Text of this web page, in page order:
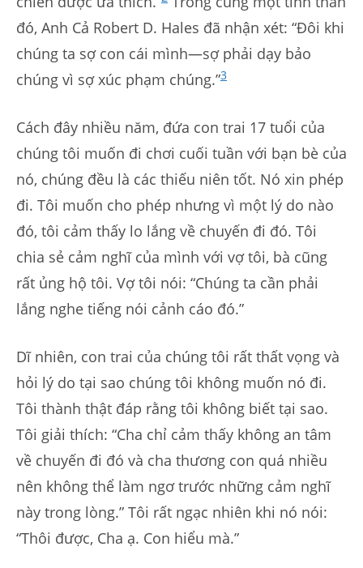
đó, Anh Cả Robert D. Hales đã nhận xét: “Đôi khi
chúng ta sợ con cái mình—sợ phải dạy bảo
chúng vì sợ xúc phạm chúng.”3
Cách đây nhiều năm, đứa con trai 17 tuổi của
chúng tôi muốn đi chơi cuối tuần với bạn bè của
nó, chúng đều là các thiếu niên tốt. Nó xin phép
đi. Tôi muốn cho phép nhưng vì một lý do nào
đó, tôi cảm thấy lo lắng về chuyến đi đó. Tôi
chia sẻ cảm nghĩ của mình với vợ tôi, bà cũng
rất ủng hộ tôi. Vợ tôi nói: “Chúng ta cần phải
lắng nghe tiếng nói cảnh cáo đó.”
Dĩ nhiên, con trai của chúng tôi rất thất vọng và
hỏi lý do tại sao chúng tôi không muốn nó đi.
Tôi thành thật đáp rằng tôi không biết tại sao.
Tôi giải thích: “Cha chỉ cảm thấy không an tâm
về chuyến đi đó và cha thương con quá nhiều
nên không thể làm ngơ trước những cảm nghĩ
này trong lòng.” Tôi rất ngạc nhiên khi nó nói:
“Thôi được, Cha ạ. Con hiểu mà.”